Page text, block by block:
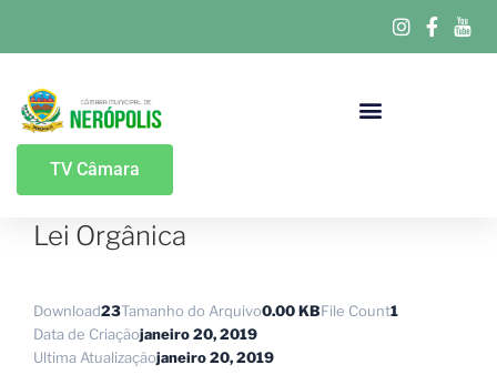
TV Câmara
Lei Orgânica
Download23Tamanho do Arquivo0.00 KBFile Count1
Data de Criaçãojaneiro 20, 2019
Ultima Atualizaçãojaneiro 20, 2019